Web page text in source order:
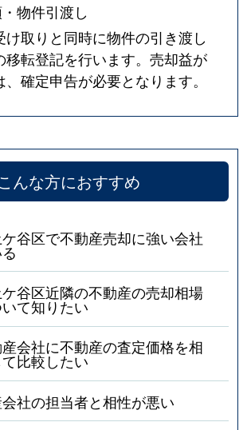
物件引渡し
け取りと同時に物件の引き渡し
移転登記を行います。売却益が
確定申告が必要となります。
んな方におすすめ
谷区で不動産売却に強い会社
谷区近隣の不動産の売却相場
て知りたい
会社に不動産の査定価格を相
比較したい
社の担当者と相性が悪い